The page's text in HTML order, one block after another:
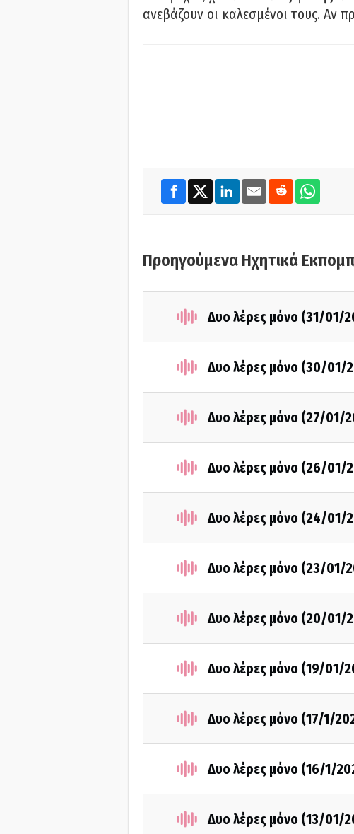
ανεβάζουν οι καλεσμένοι τους. Αν
Προηγούμενα Ηχητικά
Δυο λέρες μόνο (31/01/
Δυο λέρες μόνο (30/01/
Δυο λέρες μόνο (27/01/
Δυο λέρες μόνο (26/01/
Δυο λέρες μόνο (24/01/
Δυο λέρες μόνο (23/01/
Δυο λέρες μόνο (20/01/
Δυο λέρες μόνο (19/01/
Δυο λέρες μόνο (17/1/
Δυο λέρες μόνο (16/1/
Δυο λέρες μόνο (13/01/